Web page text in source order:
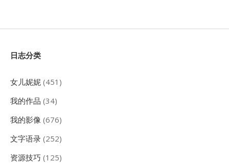
分
页
Sidebar
日志分类
女儿妮妮 (451)
我的作品 (34)
我的影像 (676)
文字语录 (252)
资源技巧 (125)